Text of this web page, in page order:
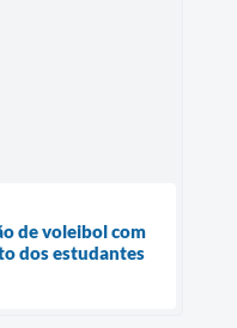
de voleibol com
dos estudantes